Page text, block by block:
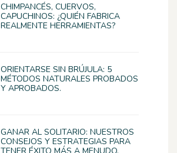
CHIMPANCÉS, CUERVOS,
CAPUCHINOS: ¿QUIÉN FABRICA
REALMENTE HERRAMIENTAS?
ORIENTARSE SIN BRÚJULA: 5
MÉTODOS NATURALES PROBADOS
Y APROBADOS.
GANAR AL SOLITARIO: NUESTROS
CONSEJOS Y ESTRATEGIAS PARA